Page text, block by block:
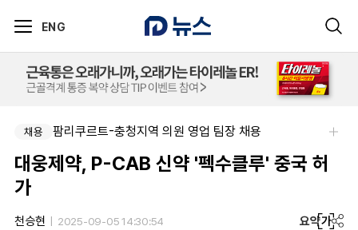
ENG
채용 팜리쿠르트-충청지역 의원 영업 팀장 채용
채용 부광약품-본사 사업개발 팀원&팀장 채용
대웅제약, P-CAB 신약 '펙수클루' 중국 허
가
천승현 2025-09-05 14:30:54 요약가